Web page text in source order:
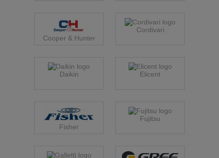
Cooper & Hunter
Cordivari
Daikin Elicent
Fisher
Fujitsu